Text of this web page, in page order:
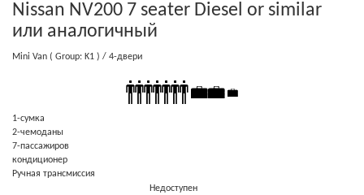
Nissan NV200 7 seater Diesel or similar
или аналогичный
Mini Van ( Group: K1 ) / 4-двери
1-cумка
2-чемоданы
7-пассажиров
кондиционер
Ручная трансмиссия
Недоступен